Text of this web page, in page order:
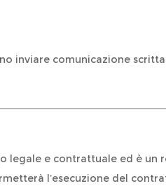
inviare comunicazione
legale e contrattuale ed è
l’esecuzione del